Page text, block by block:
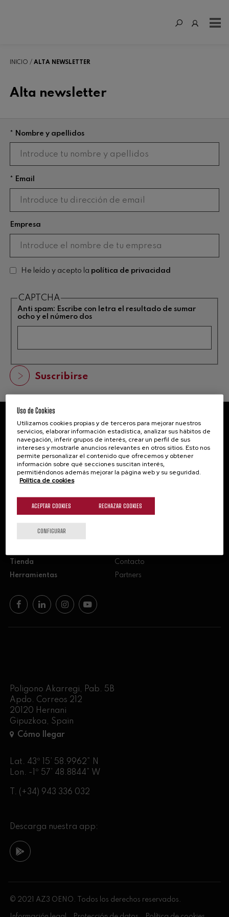
INICIO ALTA NEWSLETTER
Alta newsletter
* Nombre y apellidos
* Email
Empresa
He leído y acepto la política de privacidad
CAPTCHA
Anti spam: Escribe con letra el resultado de sumar
ocho y el número dos
NEWSLETTER
Mantente informado suscribiéndote a
nuestra newsletter.
Tienda
Herramientas
Contacto
Partners
Poligono Akarregi, Pab. 5B
Apdo. Correos 212
20120 Hernani
Gipuzkoa, Spain
Cómo llegar
Lat. 43º 15’ 58.9962” N
Lon. -1º 57’ 48.8844” W
T. (+34) 943 336 032
Descarga nuestra app:
© 2021 AZ3 OENO. Todos los derechos reservados.
Uso de Cookies
Utilizamos cookies propias y de terceros para mejorar nuestros
servicios, elaborar información estadística, analizar sus hábitos de
navegación, inferir grupos de interés, crear un perfil de sus
intereses y mostrarle anuncios relevantes en otros sitios. Esto nos
permite personalizar el contenido que ofrecemos y obtener
información sobre qué secciones suscitan interés,
permitiéndonos además mejorar la página web y su seguridad.
Política de cookies
RECHAZAR COOKIES
ACEPTAR COOKIES
CONFIGURAR